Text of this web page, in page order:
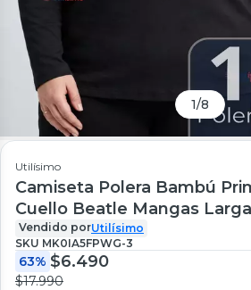
1/8
Utilísimo
Camiseta Polera Bambú
Cuello Beatle Mangas
Surtidos Mujer
Vendido porUtilísimo
SKU MK0IA5FPWG-3
63% $6.490
$17.990